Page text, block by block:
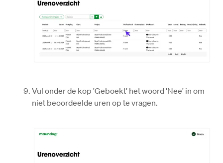
Vul onder de kop 'Geboekt' het woord 'Nee' in om
niet beoordeelde uren op te vragen.